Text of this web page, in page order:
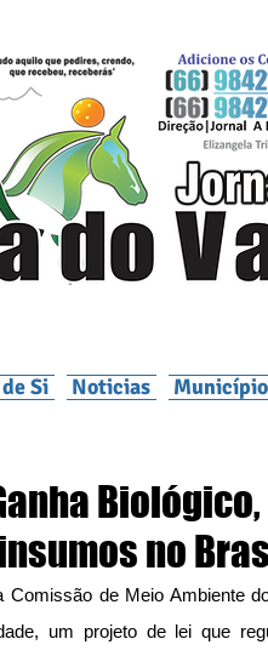
Si Noticias
Biológico,
no
Comissão de Meio Ambiente
um projeto de lei que